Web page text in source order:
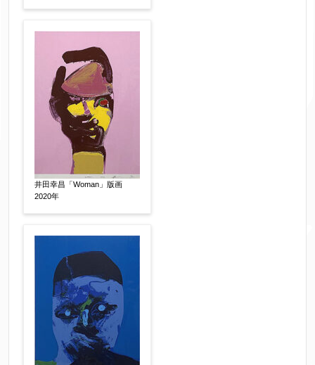
送信確認メールをお送りします。もし送信確認メ
により弊社からのお返事も受信できない場合がご
ざいますので、お電話(
合わせください。
電話番号 【必須】
※携帯電話などご連絡が取りやすいお電話番号を
お願い致します。
郵便番号 【必須】
↓郵便番号を入力すると住所の最初が自動入力さ
れます。番地以下は任意でも結構です。
ご住所 【必須】
井田幸昌「Woman」版画
2020年